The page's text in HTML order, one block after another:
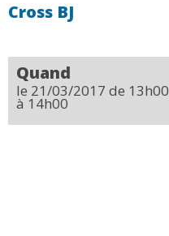
Cross BJ
Quand
le 21/03/2017 de 13h00
à 14h00